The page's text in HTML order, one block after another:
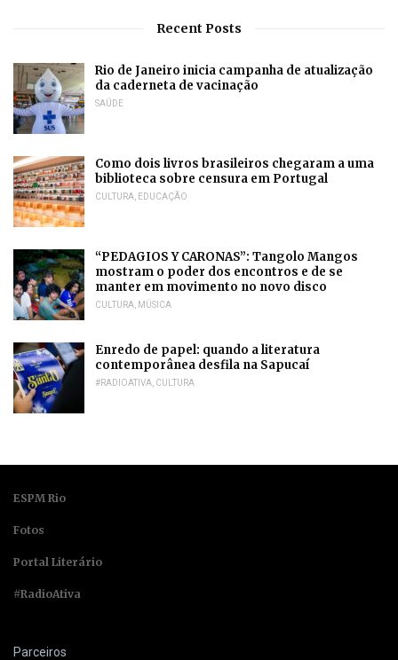
Recent Posts
Rio de Janeiro inicia campanha de atualização
da caderneta de vacinação
SAÚDE
Como dois livros brasileiros chegaram a uma
biblioteca sobre censura em Portugal
CULTURA EDUCAÇÃO
“PEDAGIOS Y CARONAS”: Tangolo Mangos
mostram o poder dos encontros e de se
manter em movimento no novo disco
CULTURA MÚSICA
Enredo de papel: quando a literatura
contemporânea desfila na Sapucaí
#RADIOATIVA CULTURA
ESPM Rio
Fotos
Portal Literário
#RadioAtiva
Parceiros